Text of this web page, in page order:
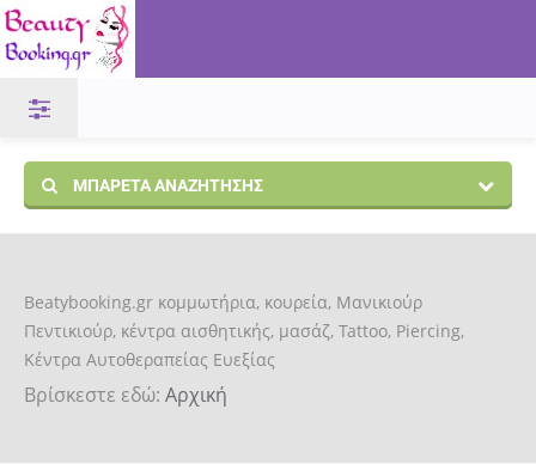
ΜΠΑΡΈΤΑ ΑΝΑΖΉΤΗΣΗΣ
Beatybooking.gr κομμωτήρια, κουρεία, Μανικιούρ
Πεντικιούρ, κέντρα αισθητικής, μασάζ, Tattoo, Piercing,
Κέντρα Αυτοθεραπείας Ευεξίας
Βρίσκεστε εδώ: Αρχική